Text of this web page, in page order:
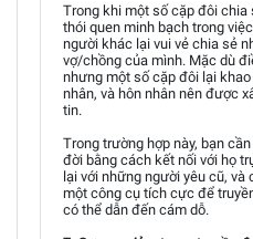
Trong khi một số cặp đôi
thói quen minh bạch trong
người khác lại vui vẻ chia sẻ
vợ/chồng của mình. Mặc dù
nhưng một số cặp đôi lại
nhân, và hôn nhân nên được
tin.
Trong trường hợp này, bạn
đời bằng cách kết nối với họ
lại với những người yêu cũ,
một công cụ tích cực để
có thể dẫn đến cám dỗ.